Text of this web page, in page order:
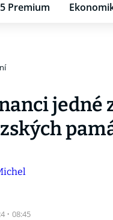
Premium
jedné
· 08:45